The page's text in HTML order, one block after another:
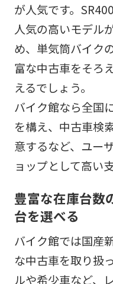
が人気です。
人気の高いモデル
め、単気筒バイク
富な中古車をそろ
えるでしょう。
バイク館なら全国
を構え、中古車検
意するなど、ユー
ョップとして高い
豊富な在庫台数
台を選べる
バイク館では国産
な中古車を取り扱
ルや希少車など、